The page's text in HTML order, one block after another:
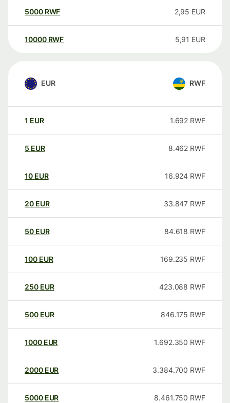
5000 RWF 2,95 EUR
10000 RWF 5,91 EUR
EUR RWF
1 EUR 1.692 RWF
5 EUR 8.462 RWF
10 EUR 16.924 RWF
20 EUR 33.847 RWF
50 EUR 84.618 RWF
100 EUR 169.235 RWF
250 EUR 423.088 RWF
500 EUR 846.175 RWF
1000 EUR 1.692.350 RWF
2000 EUR 3.384.700 RWF
5000 EUR 8.461.750 RWF